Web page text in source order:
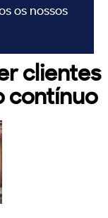
os nossos
clientes
contínuo